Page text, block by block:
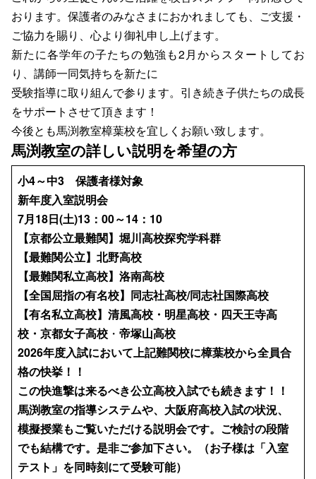
おります。保護者のみなさまにおかれましても、ご支援・
ご協力を賜り、心より御礼申し上げます。
新たに各学年の子たちの勉強も2月からスタートしてお
り、講師一同気持ちを新たに
受験指導に取り組んで参ります。引き続き子供たちの成長
をサポートさせて頂きます！
今後とも馬渕教室樟葉校を宜しくお願い致します。
馬渕教室の詳しい説明を希望の方
小4～中3 保護者様対象
新年度入室説明会
7月18日(土)13：00～14：10
【京都公立最難関】堀川高校探究学科群
【最難関公立】北野高校
【最難関私立高校】洛南高校
【全国屈指の有名校】同志社高校/同志社国際高校
【有名私立高校】清風高校・明星高校・四天王寺高
校・京都女子高校・ 帝塚山高校
2026年度入試において上記難関校に樟葉校から全員合
格の快挙！！
この快進撃は来るべき公立高校入試でも続きます！！
馬渕教室の指導システムや、大阪府高校入試の状況、
模擬授業もご覧いただける説明会です。ご検討の段階
でも結構です。是非ご参加下さい。（お子様は「入室
テスト」を同時刻にて受験可能）